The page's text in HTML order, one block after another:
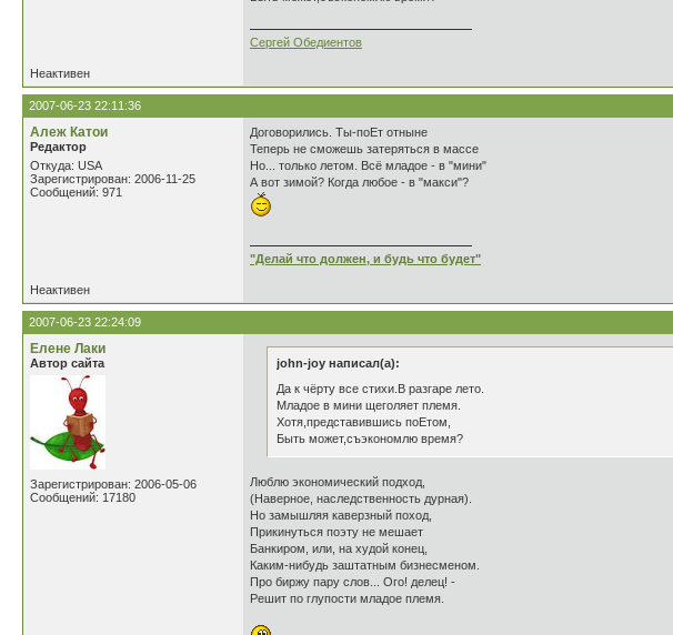
Сергей Обедиентов
Неактивен
2007-06-23 22:11:36
Алеж Катои
Редактор
Откуда: USA
Зарегистрирован: 2006-11-25
Сообщений: 971
Договорились. Ты-поЕт отныне
Теперь не сможешь затеряться в массе
Но... только летом. Всё младое - в "мини"
А вот зимой? Когда любое - в "макси"?
"Делай что должен, и будь что будет"
Неактивен
2007-06-23 22:24:09
Елене Лаки
Автор сайта
Зарегистрирован: 2006-05-06
Сообщений: 17180
john-joy написал(а):
Да к чёрту все стихи.В разгаре лето.
Младое в мини щеголяет племя.
Хотя,представившись поЕтом,
Быть может,съэкономлю время?
Люблю экономический подход,
(Наверное, наследственность дурная).
Но замышляя каверзный поход,
Прикинуться поэту не мешает
Банкиром, или, на худой конец,
Каким-нибудь заштатным бизнесменом.
Про биржу пару слов... Ого! делец! -
Решит по глупости младое племя.